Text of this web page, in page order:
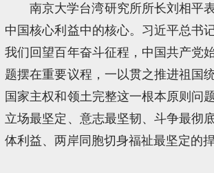
南京大学台湾研究所所长刘相平
中国核心利益中的核心。习近平总书
我们回望百年奋斗征程，中国共产党
题摆在重要议程，一以贯之推进祖国
国家主权和领土完整这一根本原则问
立场最坚定、意志最坚韧、斗争最彻
体利益、两岸同胞切身福祉最坚定的捍